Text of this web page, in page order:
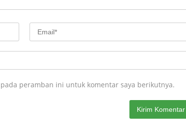
peramban ini untuk komentar saya berikutnya.